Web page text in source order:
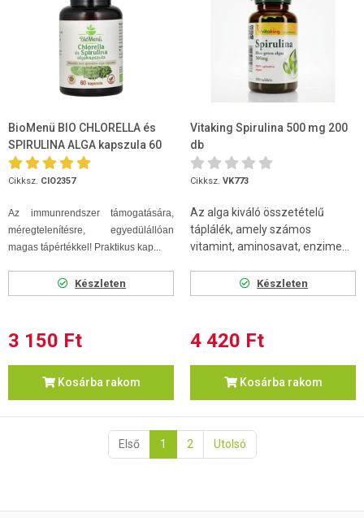
BioMenü BIO CHLORELLA és
SPIRULINA ALGA kapszula 60
db
Cikksz. CIO2357
Az immunrendszer támogatására,
méregtelenítésre, egyedülállóan
magas tápértékkel! Praktikus kap...
Készleten
3 150 Ft
Kosárba rakom
Vitaking Spirulina 500 mg 200
db
Cikksz. VK773
Az alga kiváló összetételű
táplálék, amely számos
vitamint, aminosavat, enzime...
Készleten
4 420 Ft
Kosárba rakom
Első 1 2 Utolsó